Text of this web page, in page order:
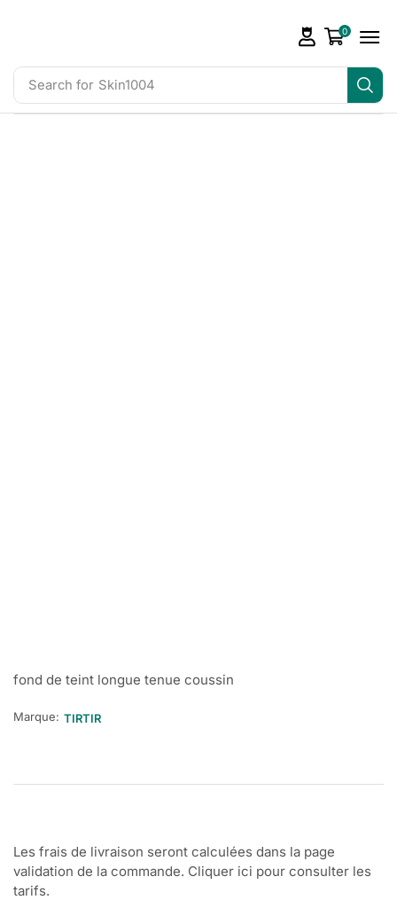
Search for Skin1004
0
fond de teint longue tenue coussin
Marque: TIRTIR
Les frais de livraison seront calculées dans la page
validation de la commande. Cliquer ici pour consulter les
tarifs.